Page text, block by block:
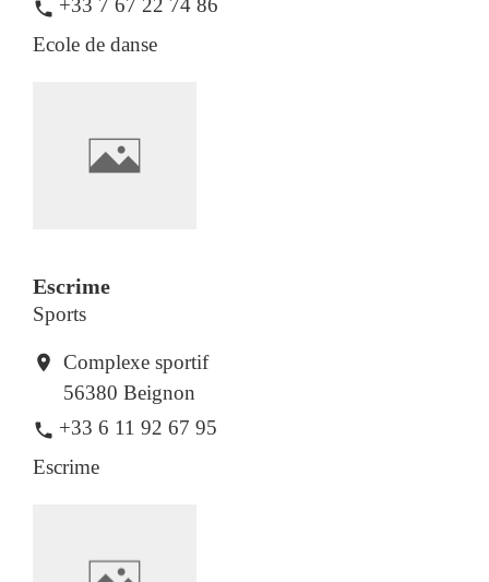
phone +33 7 67 22 74 86
Ecole de danse
Escrime
Sports
location_on Complexe sportif
56380 Beignon
phone +33 6 11 92 67 95
Escrime